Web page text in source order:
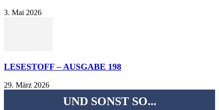
3. Mai 2026
LESESTOFF – AUSGABE 198
29. März 2026
UND SONST SO...